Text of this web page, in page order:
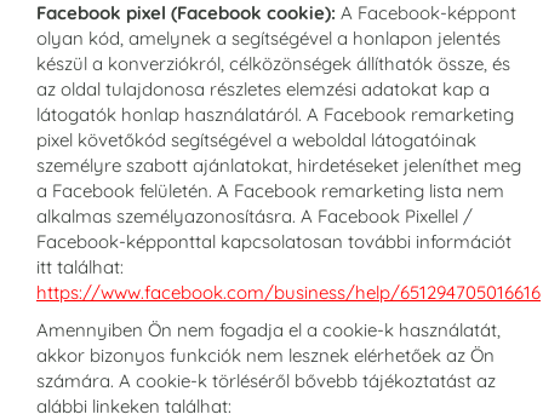
Facebook pixel (Facebook cookie): A Facebook-képpont
olyan kód, amelynek a segítségével a honlapon jelentés
készül a konverziókról, célközönségek állíthatók össze, és
az oldal tulajdonosa részletes elemzési adatokat kap a
látogatók honlap használatáról. A Facebook remarketing
pixel követőkód segítségével a weboldal látogatóinak
személyre szabott ajánlatokat, hirdetéseket jeleníthet meg
a Facebook felületén. A Facebook remarketing lista nem
alkalmas személyazonosításra. A Facebook Pixellel /
Facebook-képponttal kapcsolatosan további információt
itt találhat:
https://www.facebook.com/business/help/651294705016616
Amennyiben Ön nem fogadja el a cookie-k használatát,
akkor bizonyos funkciók nem lesznek elérhetőek az Ön
számára. A cookie-k törléséről bővebb tájékoztatást az
alábbi linkeken találhat: